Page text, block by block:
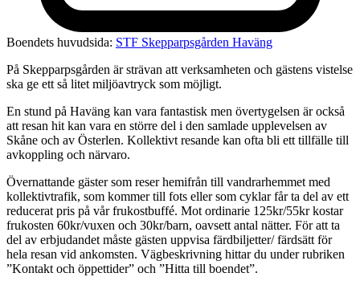
Boendets huvudsida: STF Skepparpsgården Haväng
På Skepparpsgården är strävan att verksamheten och gästens vistelse
ska ge ett så litet miljöavtryck som möjligt.
En stund på Haväng kan vara fantastisk men övertygelsen är också
att resan hit kan vara en större del i den samlade upplevelsen av
Skåne och av Österlen. Kollektivt resande kan ofta bli ett tillfälle till
avkoppling och närvaro.
Övernattande gäster som reser hemifrån till vandrarhemmet med
kollektivtrafik, som kommer till fots eller som cyklar får ta del av ett
reducerat pris på vår frukostbuffé. Mot ordinarie 125kr/55kr kostar
frukosten 60kr/vuxen och 30kr/barn, oavsett antal nätter. För att ta
del av erbjudandet måste gästen uppvisa färdbiljetter/ färdsätt för
hela resan vid ankomsten. Vägbeskrivning hittar du under rubriken
”Kontakt och öppettider” och ”Hitta till boendet”.